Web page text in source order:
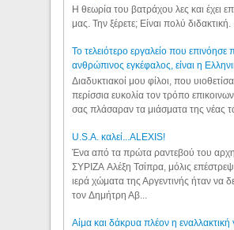
Η θεωρία του βατράχου λες και έχει
μας. Την ξέρετε; Είναι πολύ διδακτική.
Το τελειότερο εργαλείο που επινόησε
ανθρώπινος εγκέφαλος, είναι η
Διαδυκτιακοί μου φίλοι, που
περίσσια ευκολία τον τρόπο
σας πλάσαραν τα μιάσματα της νέας
U.S.A. καλεί...ALEXIS!
Ένα από τα πρώτα ραντεβού του
ΣΥΡΙΖΑ Αλέξη Τσίπρα, μόλις
ιερά χώματα της Αργεντινής ήταν να
τον Δημήτρη Αβ...
Αίμα και δάκρυα πλέον η εναλλακτική